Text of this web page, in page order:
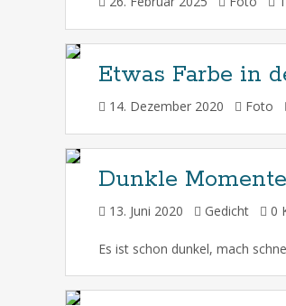
Etwas Farbe in
14. Dezember 2020 Foto
Dunkle
13. Juni 2020 Gedicht 0